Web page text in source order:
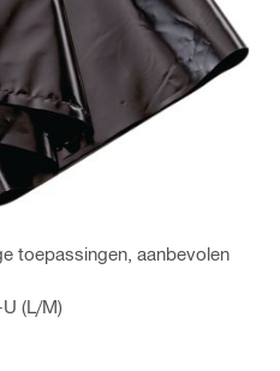
toepassingen, aanbevolen
(L/M)